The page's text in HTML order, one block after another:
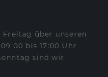
über unseren
bis 17:00 Uhr
sind wir